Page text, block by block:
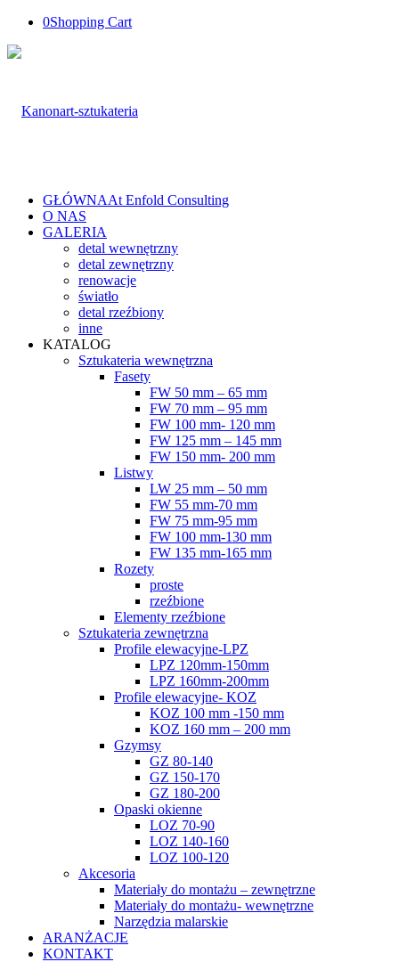
0Shopping Cart
GŁÓWNAAt Enfold Consulting
O NAS
GALERIA
detal wewnętrzny
detal zewnętrzny
renowacje
światło
detal rzeźbiony
inne
KATALOG
Sztukateria wewnętrzna
Fasety
FW 50 mm – 65 mm
FW 70 mm – 95 mm
FW 100 mm- 120 mm
FW 125 mm – 145 mm
FW 150 mm- 200 mm
Listwy
LW 25 mm – 50 mm
FW 55 mm-70 mm
FW 75 mm-95 mm
FW 100 mm-130 mm
FW 135 mm-165 mm
Rozety
proste
rzeźbione
Elementy rzeźbione
Sztukateria zewnętrzna
Profile elewacyjne-LPZ
LPZ 120mm-150mm
LPZ 160mm-200mm
Profile elewacyjne- KOZ
KOZ 100 mm -150 mm
KOZ 160 mm – 200 mm
Gzymsy
GZ 80-140
GZ 150-170
GZ 180-200
Opaski okienne
LOZ 70-90
LOZ 140-160
LOZ 100-120
Akcesoria
Materiały do montażu – zewnętrzne
Materiały do montażu- wewnętrzne
Narzędzia malarskie
ARANŻACJE
KONTAKT